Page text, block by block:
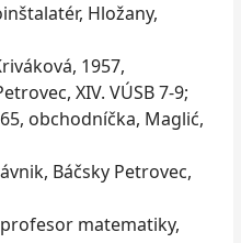
Hložany,
1957,
XIV. VÚSB 7-9;
obchodníčka, Maglić,
Báčsky Petrovec,
matematiky,